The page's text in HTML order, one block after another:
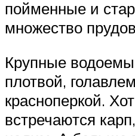
пойменные и
множество
Крупные
плотвой,
красноперкой.
встречаются